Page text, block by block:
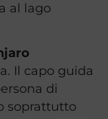
al lago
Il capo guida
di
soprattutto